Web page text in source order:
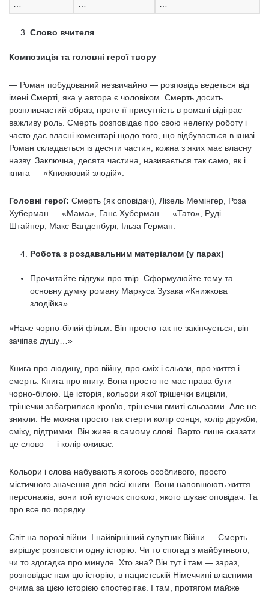
Слово вчителя
Композиція та головні герої твору
— Роман побудований незвичайно — розповідь ведеться від
імені Смерті, яка у автора є чоловіком. Смерть досить
розпливчастий образ, проте її присутність в романі відіграє
важливу роль. Смерть розповідає про свою нелегку роботу і
часто дає власні коментарі щодо того, що відбувається в книзі.
Роман складається із десяти частин, кожна з яких має власну
назву. Заключна, десята частина, називається так само, як і
книга — «Книжковий злодій».
Головні герої: Смерть (як оповідач), Лізель Мемінгер, Роза
Хуберман — «Мама», Ганс Хуберман — «Тато», Руді
Штайнер, Макс Ванденбург, Ільза Герман.
Робота з роздавальним матеріалом (у парах)
Прочитайте відгуки про твір. Сформулюйте тему та
основну думку роману Маркуса Зузака «Книжкова
злодійка».
«Наче чорно-білий фільм. Він просто так не закінчується, він
зачіпає душу…»
Книга про людину, про війну, про сміх і сльози, про життя і
смерть. Книга про книгу. Вона просто не має права бути
чорно-білою. Це історія, кольори якої трішечки вицвіли,
трішечки забагрилися кров’ю, трішечки вмиті сльозами. Але не
зникли. Не можна просто так стерти колір сонця, колір дружби,
сміху, підтримки. Він живе в самому слові. Варто лише сказати
це слово — і колір оживає.
Кольори і слова набувають якогось особливого, просто
містичного значення для всієї книги. Вони наповнюють життя
персонажів; вони той куточок спокою, якого шукає оповідач. Та
про все по порядку.
Світ на порозі війни. І найвірніший супутник Війни — Смерть —
вирішує розповісти одну історію. Чи то спогад з майбутнього,
чи то здогадка про минуле. Хто зна? Він тут і там — зараз,
розповідає нам цю історію; в нацистській Німеччині власними
очима за цією історією спостерігає. І там, протягом майже